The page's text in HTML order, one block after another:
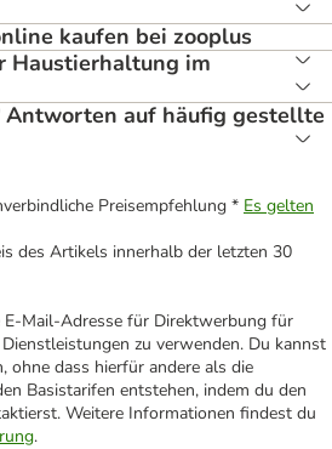
kaufen bei zooplus
Haustierhaltung im
Antworten auf häufig gestellte
Preisempfehlung * Es gelten
des Artikels innerhalb der letzten 30
Mail-Adresse für Direktwerbung für
zu verwenden. Du kannst
ohne dass hierfür andere als die
Basistarifen entstehen, indem du den
Weitere Informationen findest du
.